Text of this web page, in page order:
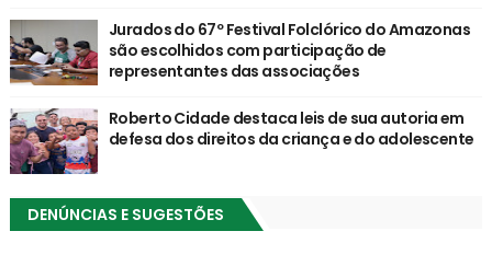
Jurados do 67º Festival Folclórico do Amazonas
são escolhidos com participação de
representantes das associações
Roberto Cidade destaca leis de sua autoria em
defesa dos direitos da criança e do adolescente
DENÚNCIAS E SUGESTÕES